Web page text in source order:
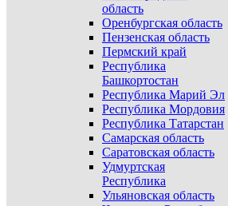
область
Оренбургская область
Пензенская область
Пермский край
Республика
Башкортостан
Республика Марий Эл
Республика Мордовия
Республика Татарстан
Самарская область
Саратовская область
Удмуртская
Республика
Ульяновская область